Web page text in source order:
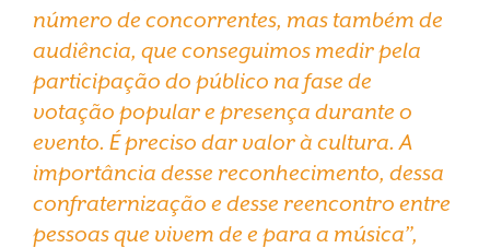
número de concorrentes, mas também de
audiência, que conseguimos medir pela
participação do público na fase de
votação popular e presença durante o
evento. É preciso dar valor à cultura. A
importância desse reconhecimento, dessa
confraternização e desse reencontro entre
pessoas que vivem de e para a música”,